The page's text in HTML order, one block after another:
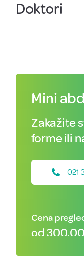
Doktori
Mini
Zakažite
forme ili
021
Cena
od